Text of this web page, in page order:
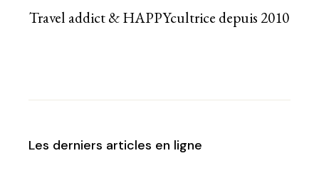
Travel addict & HAPPYcultrice depuis 2010
Les derniers articles en ligne